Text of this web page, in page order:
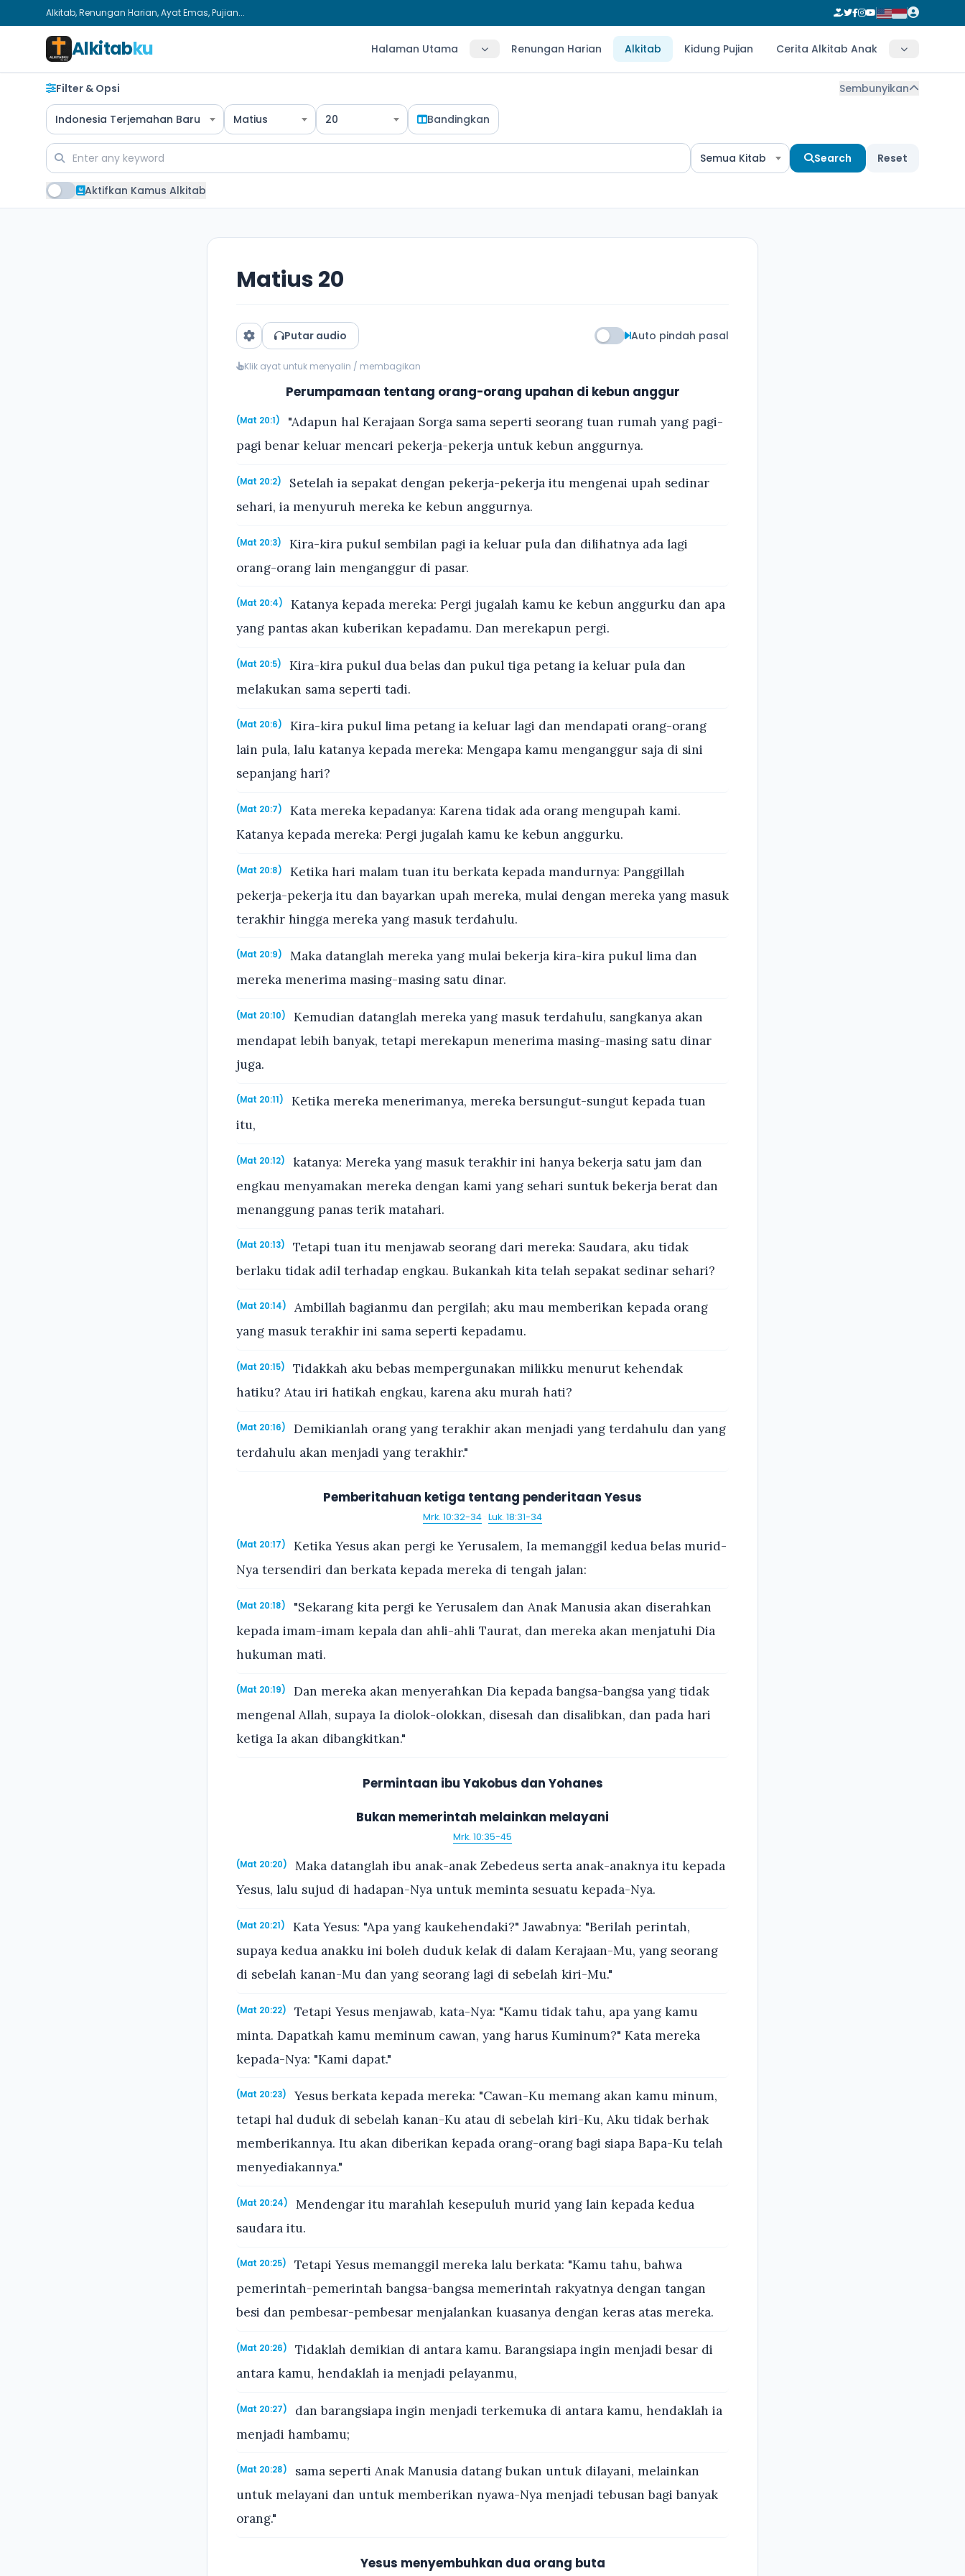
Alkitab, Renungan Harian, Ayat Emas, Pujian...
Alkitabku Halaman Utama Renungan Harian Alkitab Kidung Pujian Cerita Alkitab Anak
Filter & Opsi Sembunyikan
Indonesia Terjemahan Baru Matius 20 Bandingkan
Semua Kitab Search Reset
Aktifkan Kamus Alkitab
Matius 20
Putar audio Auto pindah pasal
Klik ayat untuk menyalin / membagikan
Perumpamaan tentang orang-orang upahan di kebun anggur
(Mat 20:1)
"Adapun hal Kerajaan Sorga sama seperti seorang tuan rumah yang pagi-
pagi benar keluar mencari pekerja-pekerja untuk kebun anggurnya.
(Mat 20:2)
Setelah ia sepakat dengan pekerja-pekerja itu mengenai upah sedinar
sehari, ia menyuruh mereka ke kebun anggurnya.
(Mat 20:3)
Kira-kira pukul sembilan pagi ia keluar pula dan dilihatnya ada lagi
orang-orang lain menganggur di pasar.
(Mat 20:4)
Katanya kepada mereka: Pergi jugalah kamu ke kebun anggurku dan apa
yang pantas akan kuberikan kepadamu. Dan merekapun pergi.
(Mat 20:5)
Kira-kira pukul dua belas dan pukul tiga petang ia keluar pula dan
melakukan sama seperti tadi.
(Mat 20:6)
Kira-kira pukul lima petang ia keluar lagi dan mendapati orang-orang
lain pula, lalu katanya kepada mereka: Mengapa kamu menganggur saja di sini
sepanjang hari?
(Mat 20:7)
Kata mereka kepadanya: Karena tidak ada orang mengupah kami.
Katanya kepada mereka: Pergi jugalah kamu ke kebun anggurku.
(Mat 20:8)
Ketika hari malam tuan itu berkata kepada mandurnya: Panggillah
pekerja-pekerja itu dan bayarkan upah mereka, mulai dengan mereka yang masuk
terakhir hingga mereka yang masuk terdahulu.
(Mat 20:9)
Maka datanglah mereka yang mulai bekerja kira-kira pukul lima dan
mereka menerima masing-masing satu dinar.
(Mat 20:10)
Kemudian datanglah mereka yang masuk terdahulu, sangkanya akan
mendapat lebih banyak, tetapi merekapun menerima masing-masing satu dinar
juga.
(Mat 20:11)
Ketika mereka menerimanya, mereka bersungut-sungut kepada tuan
itu,
(Mat 20:12)
katanya: Mereka yang masuk terakhir ini hanya bekerja satu jam dan
engkau menyamakan mereka dengan kami yang sehari suntuk bekerja berat dan
menanggung panas terik matahari.
(Mat 20:13)
Tetapi tuan itu menjawab seorang dari mereka: Saudara, aku tidak
berlaku tidak adil terhadap engkau. Bukankah kita telah sepakat sedinar sehari?
(Mat 20:14)
Ambillah bagianmu dan pergilah; aku mau memberikan kepada orang
yang masuk terakhir ini sama seperti kepadamu.
(Mat 20:15)
Tidakkah aku bebas mempergunakan milikku menurut kehendak
hatiku? Atau iri hatikah engkau, karena aku murah hati?
(Mat 20:16)
Demikianlah orang yang terakhir akan menjadi yang terdahulu dan yang
terdahulu akan menjadi yang terakhir."
Pemberitahuan ketiga tentang penderitaan Yesus
Mrk. 10:32-34 · Luk. 18:31-34
(Mat 20:17)
Ketika Yesus akan pergi ke Yerusalem, Ia memanggil kedua belas murid-
Nya tersendiri dan berkata kepada mereka di tengah jalan:
(Mat 20:18)
"Sekarang kita pergi ke Yerusalem dan Anak Manusia akan diserahkan
kepada imam-imam kepala dan ahli-ahli Taurat, dan mereka akan menjatuhi Dia
hukuman mati.
(Mat 20:19)
Dan mereka akan menyerahkan Dia kepada bangsa-bangsa yang tidak
mengenal Allah, supaya Ia diolok-olokkan, disesah dan disalibkan, dan pada hari
ketiga Ia akan dibangkitkan."
Permintaan ibu Yakobus dan Yohanes
Bukan memerintah melainkan melayani
Mrk. 10:35-45
(Mat 20:20)
Maka datanglah ibu anak-anak Zebedeus serta anak-anaknya itu kepada
Yesus, lalu sujud di hadapan-Nya untuk meminta sesuatu kepada-Nya.
(Mat 20:21)
Kata Yesus: "Apa yang kaukehendaki?" Jawabnya: "Berilah perintah,
supaya kedua anakku ini boleh duduk kelak di dalam Kerajaan-Mu, yang seorang
di sebelah kanan-Mu dan yang seorang lagi di sebelah kiri-Mu."
(Mat 20:22)
Tetapi Yesus menjawab, kata-Nya: "Kamu tidak tahu, apa yang kamu
minta. Dapatkah kamu meminum cawan, yang harus Kuminum?" Kata mereka
kepada-Nya: "Kami dapat."
(Mat 20:23)
Yesus berkata kepada mereka: "Cawan-Ku memang akan kamu minum,
tetapi hal duduk di sebelah kanan-Ku atau di sebelah kiri-Ku, Aku tidak berhak
memberikannya. Itu akan diberikan kepada orang-orang bagi siapa Bapa-Ku telah
menyediakannya."
(Mat 20:24)
Mendengar itu marahlah kesepuluh murid yang lain kepada kedua
saudara itu.
(Mat 20:25)
Tetapi Yesus memanggil mereka lalu berkata: "Kamu tahu, bahwa
pemerintah-pemerintah bangsa-bangsa memerintah rakyatnya dengan tangan
besi dan pembesar-pembesar menjalankan kuasanya dengan keras atas mereka.
(Mat 20:26)
Tidaklah demikian di antara kamu. Barangsiapa ingin menjadi besar di
antara kamu, hendaklah ia menjadi pelayanmu,
(Mat 20:27)
dan barangsiapa ingin menjadi terkemuka di antara kamu, hendaklah ia
menjadi hambamu;
(Mat 20:28)
sama seperti Anak Manusia datang bukan untuk dilayani, melainkan
untuk melayani dan untuk memberikan nyawa-Nya menjadi tebusan bagi banyak
orang."
Yesus menyembuhkan dua orang buta